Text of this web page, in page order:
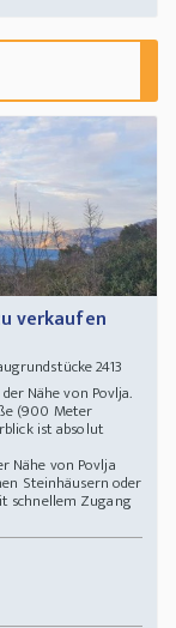
verkaufen
2413
Nähe von Povlja.
(900 Meter
ist absolut
Nähe von Povlja
Steinhäusern oder
schnellem Zugang